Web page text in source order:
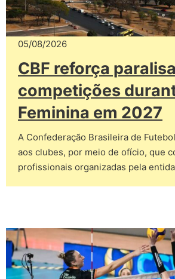
05/08/2026
CBF reforça
competições
Feminina em 2027
A Confederação Brasileira de
aos clubes, por meio de ofício, que
profissionais organizadas pela